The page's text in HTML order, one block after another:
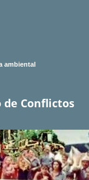
ambiental
Conflictos